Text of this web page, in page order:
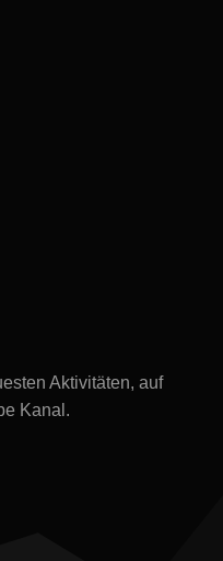
Aktivitäten, auf
Kanal.